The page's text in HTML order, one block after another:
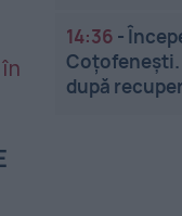
14:36 -
Coțofenești.
după